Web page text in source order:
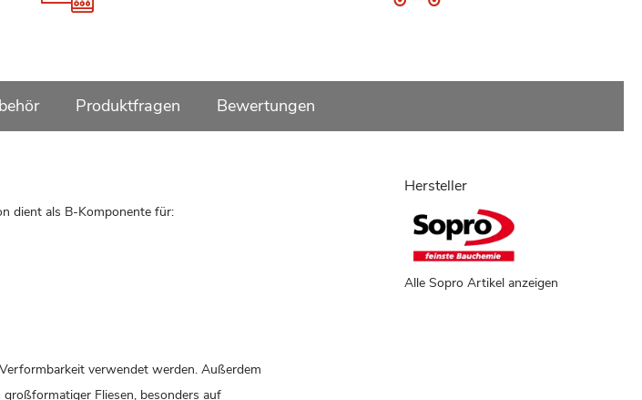
Produktfragen Bewertungen
Hersteller
Alle Sopro Artikel anzeigen
dient als B-Komponente für:
verwendet werden. Außerdem
Fliesen, besonders auf